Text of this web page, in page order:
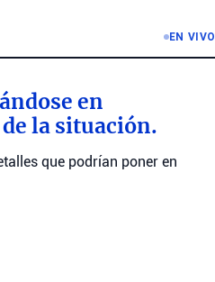
EN VIVO
en
la situación.
que podrían poner en